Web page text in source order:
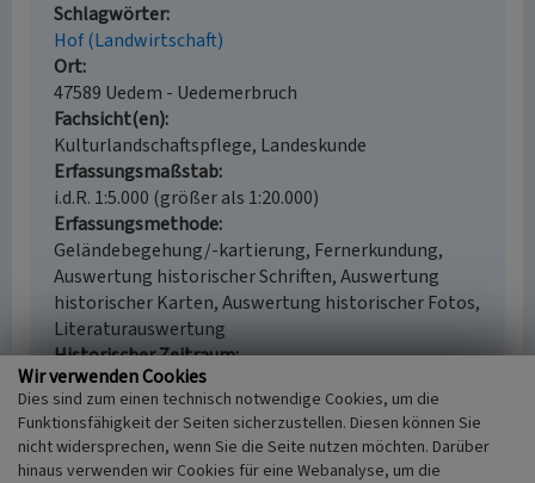
Schlagwörter
Hof (Landwirtschaft)
Ort
47589 Uedem - Uedemerbruch
Fachsicht(en)
Kulturlandschaftspflege, Landeskunde
Erfassungsmaßstab
i.d.R. 1:5.000 (größer als 1:20.000)
Erfassungsmethode
Geländebegehung/-kartierung, Fernerkundung,
Auswertung historischer Schriften, Auswertung
historischer Karten, Auswertung historischer Fotos,
Literaturauswertung
Historischer Zeitraum
Beginn 1700 bis 1734
Wir verwenden Cookies
Dies sind zum einen technisch notwendige Cookies, um die
Funktionsfähigkeit der Seiten sicherzustellen. Diesen können Sie
nicht widersprechen, wenn Sie die Seite nutzen möchten. Darüber
hinaus verwenden wir Cookies für eine Webanalyse, um die